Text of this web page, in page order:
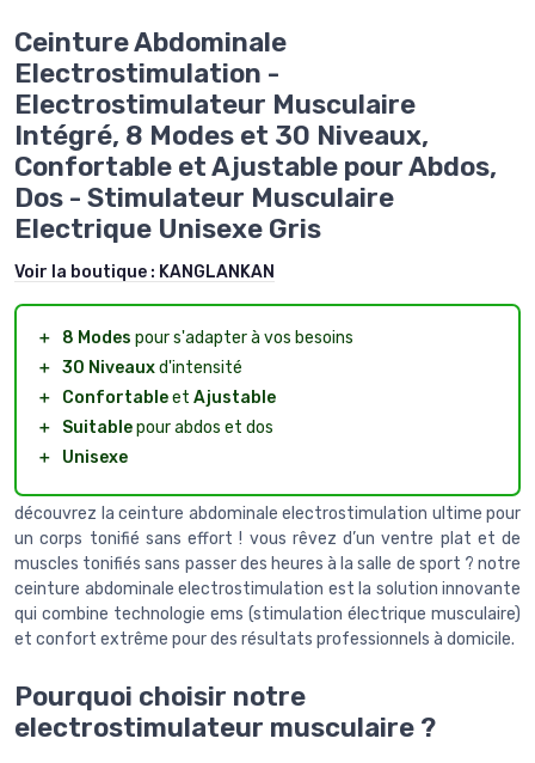
Ceinture Abdominale
Electrostimulation -
Electrostimulateur Musculaire
Intégré, 8 Modes et 30 Niveaux,
Confortable et Ajustable pour Abdos,
Dos - Stimulateur Musculaire
Electrique Unisexe Gris
Voir la boutique : KANGLANKAN
＋ 8 Modes pour s'adapter à vos besoins
＋ 30 Niveauxd'intensité
＋
Confortableet Ajustable
＋
Suitablepour abdos et dos
＋
Unisexe
découvrez la ceinture abdominale electrostimulation ultime pour
un corps tonifié sans effort ! vous rêvez d’un ventre plat et de
muscles tonifiés sans passer des heures à la salle de sport ? notre
ceinture abdominale electrostimulation est la solution innovante
qui combine technologie ems (stimulation électrique musculaire)
et confort extrême pour des résultats professionnels à domicile.
Pourquoi choisir notre
electrostimulateur musculaire ?